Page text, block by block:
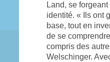
Land, se
identité. « Ils ont
base, tout en
de se
compris des
Welschinger.